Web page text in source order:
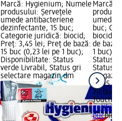
Marcă: Hygienium; Numele
produsului: Șervețele
umede antibacteriene
dezinfectante, 15 buc;
Categorie juridică: biocid;
Preț: 3,45 lei; Preț de bază:
15 buc (0,23 lei pe 1 buc);
Disponibilitate: Status
verde Livrabil, Status gri
selectare magazin dm
Marcă:
umede
buc;
biocid;
de
1 buc);
Status
Status
12,95 lei
70 buc
Touch
buc